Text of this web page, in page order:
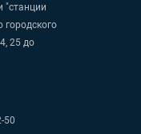
"станции
городского
25 до
50